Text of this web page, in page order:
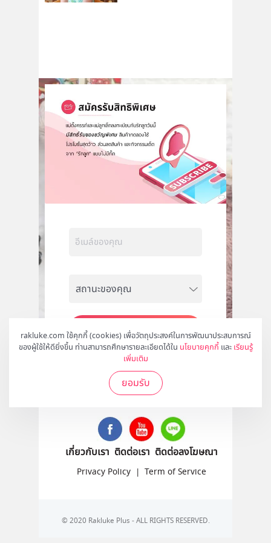
rakluke.com ใช้คุกกี้ (cookies) เพื่อวัตถุประสงค์ในการพัฒนาประสบการณ์
ของผู้ใช้ให้ดียิ่งขึ้น ท่านสามารถศึกษารายละเอียดได้ใน นโยบายคุกกี้ และ เรียนรู้
เพิ่มเติม
ยอมรับ
สมัคร
ติดตามเราได้ที่
เกี่ยวกับเรา ติดต่อเรา ติดต่อลงโฆษณา
Privacy Policy | Term of Service
© 2020 Rakluke Plus - ALL RIGHTS RESERVED.